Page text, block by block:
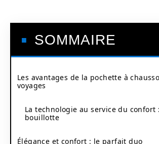
SOMMAIRE
Les avantages de la pochette à
voyages
La technologie au service du confort
bouillotte
Élégance et confort : le parfait duo